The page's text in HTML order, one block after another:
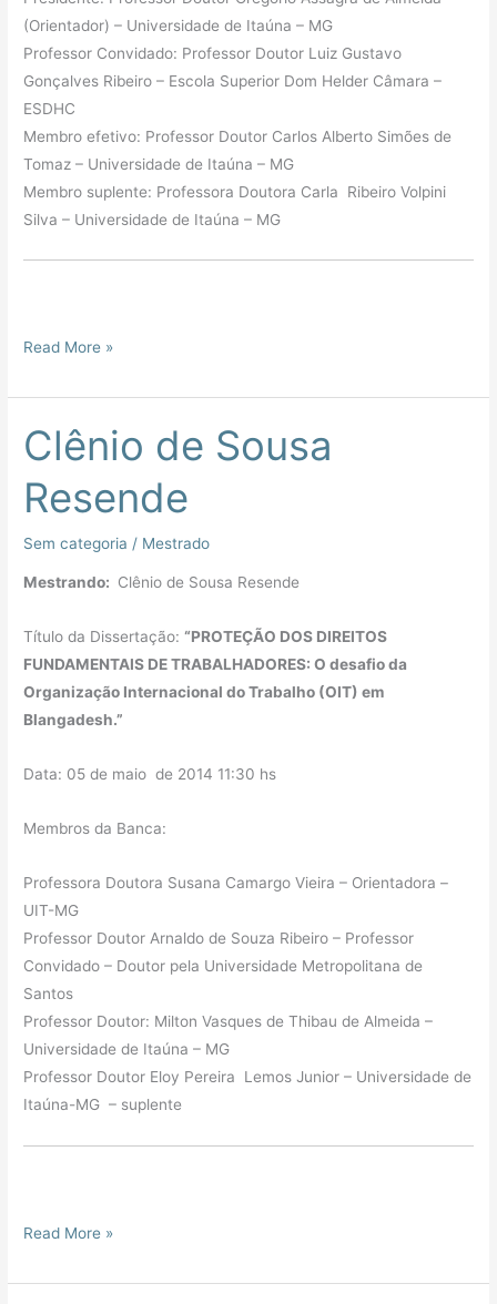
(Orientador) – Universidade de Itaúna – MG
Professor Convidado: Professor Doutor Luiz Gustavo
Gonçalves Ribeiro – Escola Superior Dom Helder Câmara –
ESDHC
Membro efetivo: Professor Doutor Carlos Alberto Simões de
Tomaz – Universidade de Itaúna – MG
Membro suplente: Professora Doutora Carla Ribeiro Volpini
Silva – Universidade de Itaúna – MG
Read More »
Clênio de Sousa
Resende
Sem categoria / Mestrado
Mestrando: Clênio de Sousa Resende
Título da Dissertação:“PROTEÇÃO DOS DIREITOS
FUNDAMENTAIS DE TRABALHADORES: O desafio da
Organização Internacional do Trabalho (OIT) em
Blangadesh.”
Data: 05 de maio de 2014 11:30 hs
Membros da Banca:
Professora Doutora Susana Camargo Vieira – Orientadora –
UIT-MG
Professor Doutor Arnaldo de Souza Ribeiro – Professor
Convidado – Doutor pela Universidade Metropolitana de
Santos
Professor Doutor: Milton Vasques de Thibau de Almeida –
Universidade de Itaúna – MG
Professor Doutor Eloy Pereira Lemos Junior – Universidade de
Itaúna-MG – suplente
Clênio
de
Sousa
Resende
Read More »